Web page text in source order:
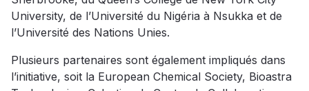
University, de l’Université du Nigéria à Nsukka et de
l’Université des Nations Unies.
Plusieurs partenaires sont également impliqués dans
l’initiative, soit la European Chemical Society, Bioastra